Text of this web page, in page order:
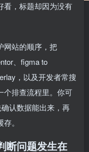
看，标题却因为没有
网站的顺序，把
、figma to
，以及开发者常搜
个排查流程里。你可
认数据能出来，再
。
断问题发生在